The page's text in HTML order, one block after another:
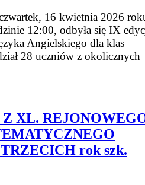
16 kwietnia 2026
12:00, odbyła się IX
Angielskiego dla klas
28 uczniów z okolicznych
XL.
rok szk.